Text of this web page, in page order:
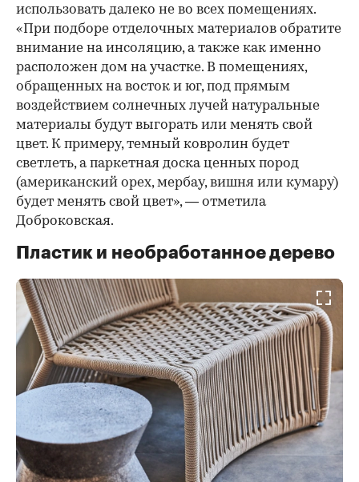
использовать далеко не во всех помещениях.
«При подборе отделочных материалов обратите
внимание на инсоляцию, а также как именно
расположен дом на участке. В помещениях,
обращенных на восток и юг, под прямым
воздействием солнечных лучей натуральные
материалы будут выгорать или менять свой
цвет. К примеру, темный ковролин будет
светлеть, а паркетная доска ценных пород
(американский орех, мербау, вишня или кумару)
будет менять свой цвет», — отметила
Доброковская.
Пластик и необработанное дерево